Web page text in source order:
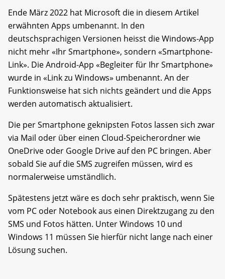
Ende März 2022 hat Microsoft die in diesem Artikel
erwähnten Apps umbenannt. In den
deutschsprachigen Versionen heisst die Windows-App
nicht mehr «Ihr Smartphone», sondern «Smartphone-
Link». Die Android-App «Begleiter für Ihr Smartphone»
wurde in «Link zu Windows» umbenannt. An der
Funktionsweise hat sich nichts geändert und die Apps
werden automatisch aktualisiert.
Die per Smartphone geknipsten Fotos lassen sich zwar
via Mail oder über einen Cloud-Speicherordner wie
OneDrive oder Google Drive auf den PC bringen. Aber
sobald Sie auf die SMS zugreifen müssen, wird es
normalerweise umständlich.
Spätestens jetzt wäre es doch sehr praktisch, wenn Sie
vom PC oder Notebook aus einen Direktzugang zu den
SMS und Fotos hätten. Unter Windows 10 und
Windows 11 müssen Sie hierfür nicht lange nach einer
Lösung suchen.